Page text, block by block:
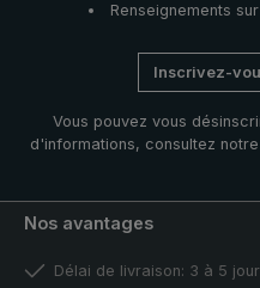
Renseignements
Inscrivez-
Vous pouvez vous
d'informations, consultez notre
Nos avantages
Délai de livraison: 3 à 5